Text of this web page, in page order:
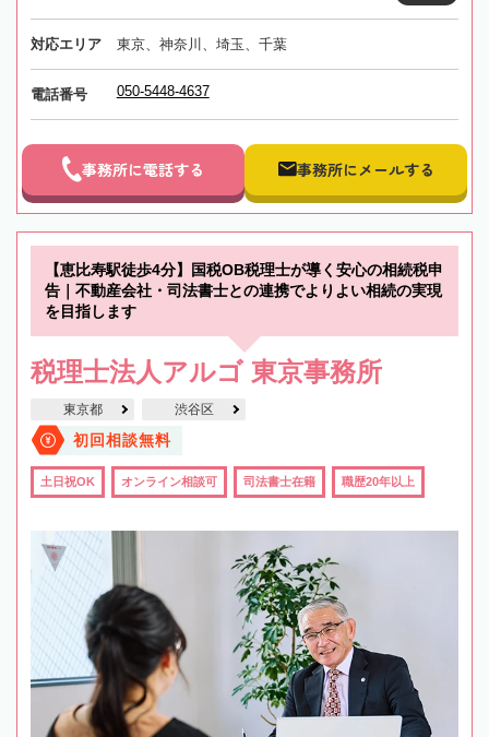
対応エリア 東京、神奈川、埼玉、千葉
電話番号 050-5448-4637
事務所に電話する 事務所にメールする
【恵比寿駅徒歩4分】国税OB税理士が導く安心の相続税申
告｜不動産会社・司法書士との連携でよりよい相続の実現
を目指します
税理士法人アルゴ 東京事務所
東京都 渋谷区
初回相談無料
土日祝OK オンライン相談可 司法書士在籍 職歴20年以上